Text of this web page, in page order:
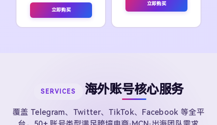
立即购买
立即购买
SERVICES 海外账号核心服务
覆盖 Telegram、Twitter、TikTok、Facebook 等全平